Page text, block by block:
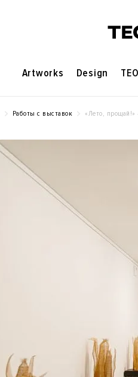
Artworks Design
Работы с выставок «Лето, прощай!»